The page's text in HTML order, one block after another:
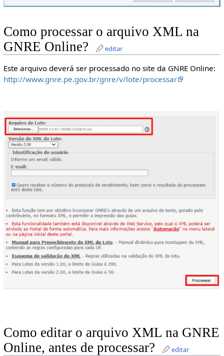
Como processar o arquivo XML na
GNRE Online?
editar
Este arquivo deverá ser processado no site da GNRE Online:
http://www.gnre.pe.gov.br/gnre/v/lote/processar
Como editar o arquivo XML na GNRE
Online, antes de processar?
editar